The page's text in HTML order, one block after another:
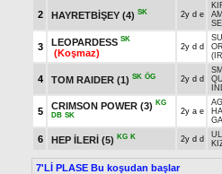
2 HAYRETBİŞEY (4) SK 2y d e
3 LEOPARDESS SK
(Koşmaz)
2y d d
4 TOM RAIDER (1) SK ÖG 2y d d
5
CRIMSON POWER (3) KG
DB SK 2y a e
6 HEP İLERİ (5) KG K 2y d d
7'Lİ PLASE Bu koşudan başlar